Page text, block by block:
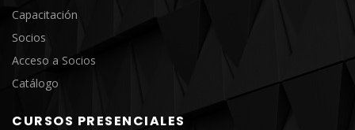
Capacitación
Socios
Acceso a Socios
Catálogo
CURSOS PRESENCIALES